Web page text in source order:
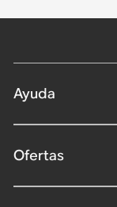
Ayuda
Ofertas